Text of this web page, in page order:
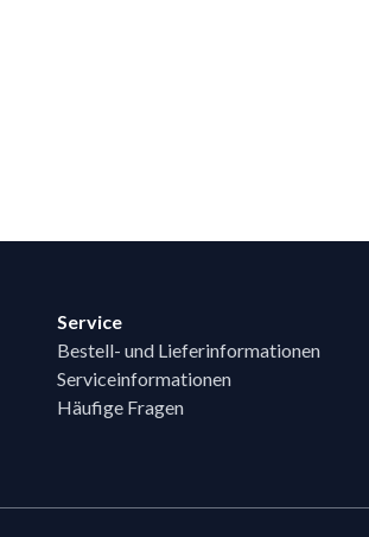
Service
Bestell- und Lieferinformationen
Serviceinformationen
Häufige Fragen